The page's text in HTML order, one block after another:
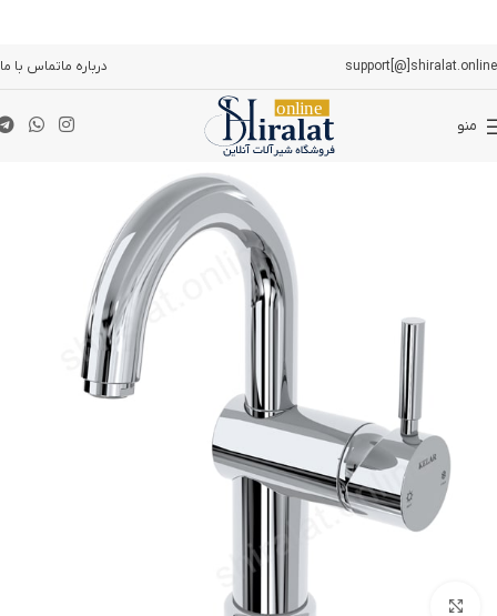
support[@]shiralat.online درباره ماتماس با ما
منو